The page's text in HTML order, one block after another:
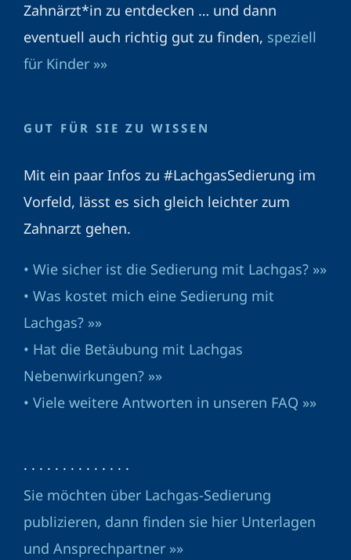
Zahnärzt*in zu entdecken … und dann
eventuell auch richtig gut zu finden, speziell
für Kinder »»
GUT FÜR SIE ZU WISSEN
Mit ein paar Infos zu #LachgasSedierung im
Vorfeld, lässt es sich gleich leichter zum
Zahnarzt gehen.
• Wie sicher ist die Sedierung mit Lachgas? »»
• Was kostet mich eine Sedierung mit
Lachgas? »»
• Hat die Betäubung mit Lachgas
Nebenwirkungen? »»
• Viele weitere Antworten in unseren FAQ »»
· · · · · · · · · · · · · ·
Sie möchten über Lachgas-Sedierung
publizieren, dann finden sie hier Unterlagen
und Ansprechpartner »»